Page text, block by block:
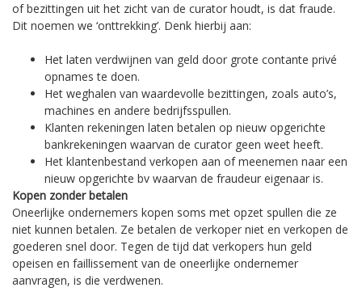
of bezittingen uit het zicht van de curator houdt, is dat fraude.
Dit noemen we ‘onttrekking’. Denk hierbij aan:
Het laten verdwijnen van geld door grote contante privé
opnames te doen.
Het weghalen van waardevolle bezittingen, zoals auto’s,
machines en andere bedrijfsspullen.
Klanten rekeningen laten betalen op nieuw opgerichte
bankrekeningen waarvan de curator geen weet heeft.
Het klantenbestand verkopen aan of meenemen naar een
nieuw opgerichte bv waarvan de fraudeur eigenaar is.
Kopen zonder betalen
Oneerlijke ondernemers kopen soms met opzet spullen die ze
niet kunnen betalen. Ze betalen de verkoper niet en verkopen de
goederen snel door. Tegen de tijd dat verkopers hun geld
opeisen en faillissement van de oneerlijke ondernemer
aanvragen, is die verdwenen.